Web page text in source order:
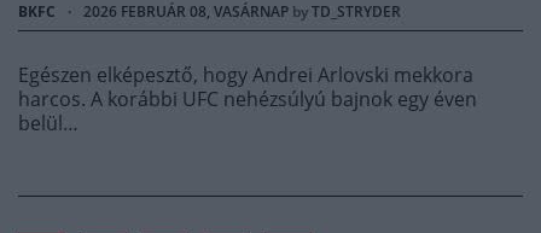
BKFC · 2026 FEBRUÁR 08, VASÁRNAP byTD_STRYDER
Egészen elképesztő, hogy Andrei Arlovski mekkora
harcos. A korábbi UFC nehézsúlyú bajnok egy éven
belül…